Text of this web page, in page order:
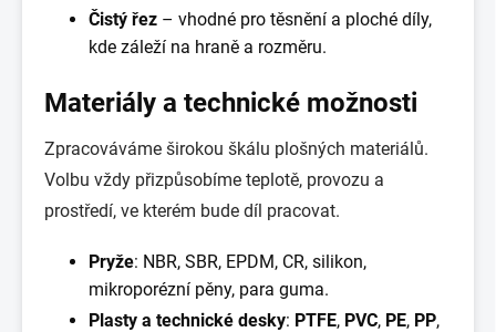
Čistý řez – vhodné pro těsnění a ploché díly,
kde záleží na hraně a rozměru.
Materiály a technické možnosti
Zpracováváme širokou škálu plošných materiálů.
Volbu vždy přizpůsobíme teplotě, provozu a
prostředí, ve kterém bude díl pracovat.
Pryže: NBR, SBR, EPDM, CR, silikon,
mikroporézní pěny, para guma.
Plasty a technické desky: PTFE, PVC, PE, PP,